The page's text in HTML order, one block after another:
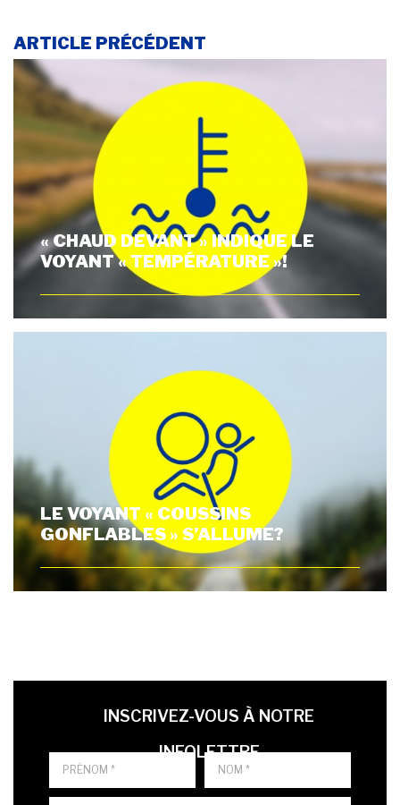
ARTICLE PRÉCÉDENT
« CHAUD DEVANT » INDIQUE LE
VOYANT « TEMPÉRATURE »!
LE VOYANT « COUSSINS
GONFLABLES » S’ALLUME?
PRÉNOM
LAST NAME
INSCRIVEZ-VOUS À NOTRE
INFOLETTRE
LANGUE